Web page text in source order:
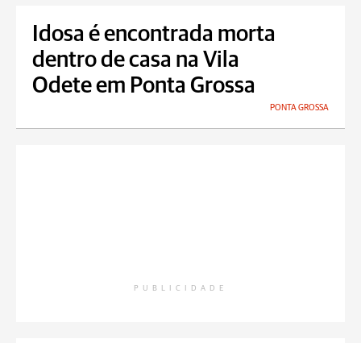
Idosa é encontrada morta
dentro de casa na Vila
Odete em Ponta Grossa
PONTA GROSSA
PUBLICIDADE